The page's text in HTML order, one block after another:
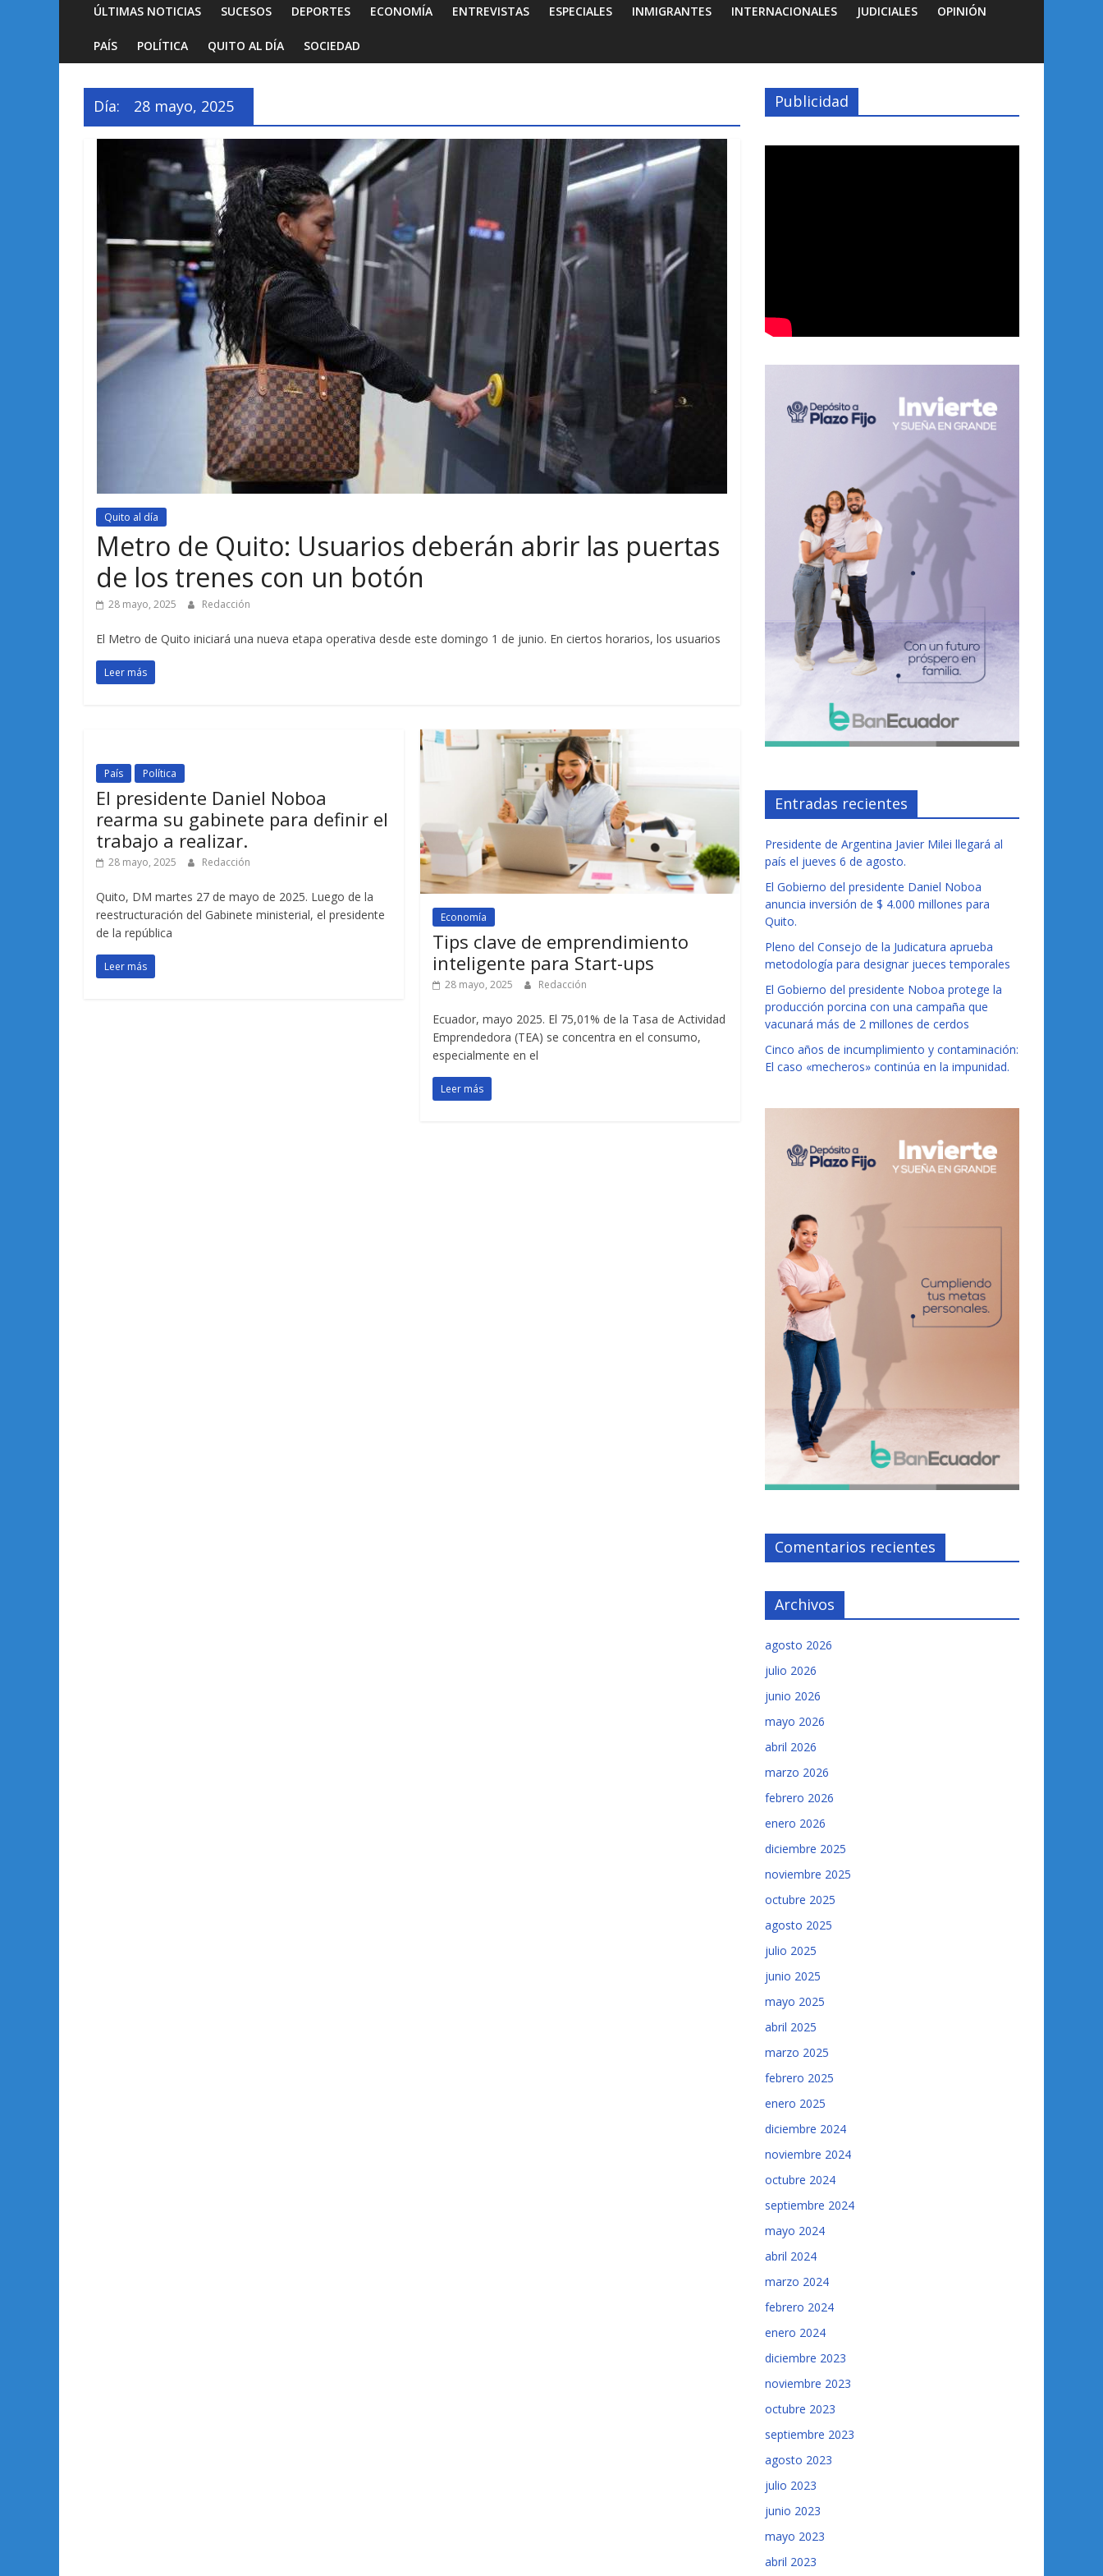
ÚLTIMAS NOTICIAS SUCESOS DEPORTES ECONOMÍA ENTREVISTAS ESPECIALES INMIGRANTES INTERNACIONALES JUDICIALES OPINIÓN
PAÍS POLÍTICA QUITO AL DÍA SOCIEDAD
Día: 28 mayo, 2025
Quito al día
Metro de Quito: Usuarios deberán abrir las puertas
de los trenes con un botón
28 mayo, 2025 Redacción
El Metro de Quito iniciará una nueva etapa operativa desde este domingo 1 de junio. En ciertos horarios, los usuarios
Leer más
País Política
El presidente Daniel Noboa
rearma su gabinete para definir el
trabajo a realizar.
28 mayo, 2025 Redacción
Quito, DM martes 27 de mayo de 2025. Luego de la
reestructuración del Gabinete ministerial, el presidente
de la república
Leer más
Economía
Tips clave de emprendimiento
inteligente para Start-ups
28 mayo, 2025 Redacción
Ecuador, mayo 2025. El 75,01% de la Tasa de Actividad
Emprendedora (TEA) se concentra en el consumo,
especialmente en el
Leer más
Publicidad
Entradas recientes
Presidente de Argentina Javier Milei llegará al
país el jueves 6 de agosto.
El Gobierno del presidente Daniel Noboa
anuncia inversión de $ 4.000 millones para
Quito.
Pleno del Consejo de la Judicatura aprueba
metodología para designar jueces temporales
El Gobierno del presidente Noboa protege la
producción porcina con una campaña que
vacunará más de 2 millones de cerdos
Cinco años de incumplimiento y contaminación:
El caso «mecheros» continúa en la impunidad.
Comentarios recientes
Archivos
agosto 2026
julio 2026
junio 2026
mayo 2026
abril 2026
marzo 2026
febrero 2026
enero 2026
diciembre 2025
noviembre 2025
octubre 2025
agosto 2025
julio 2025
junio 2025
mayo 2025
abril 2025
marzo 2025
febrero 2025
enero 2025
diciembre 2024
noviembre 2024
octubre 2024
septiembre 2024
mayo 2024
abril 2024
marzo 2024
febrero 2024
enero 2024
diciembre 2023
noviembre 2023
octubre 2023
septiembre 2023
agosto 2023
julio 2023
junio 2023
mayo 2023
abril 2023